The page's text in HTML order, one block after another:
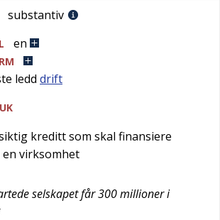
substantiv
en
ledd drift
kreditt som skal finansiere
virksomhet
selskapet får 300 millioner i